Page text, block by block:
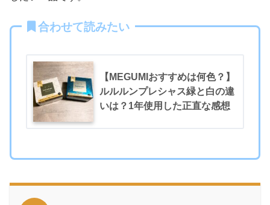
合わせて読みたい
【MEGUMIおすすめは何色？】
ルルルンプレシャス緑と白の違
いは？1年使用した正直な感想